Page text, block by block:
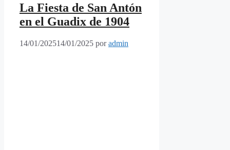
La Fiesta de San Antón
en el Guadix de 1904
14/01/202514/01/2025 poradmin